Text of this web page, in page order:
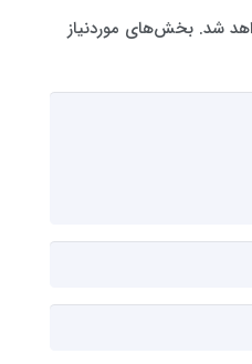
شد. بخش‌های موردنیاز